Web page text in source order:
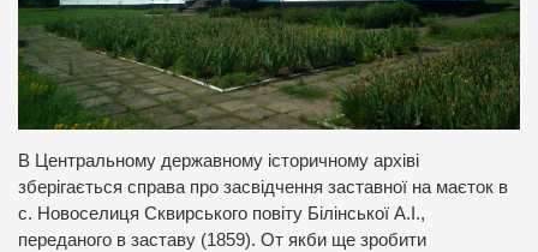
В Центральному державному історичному архіві
зберігається справа про засвідчення заставної на маєток в
с. Новоселиця Сквирського повіту Білінської А.І.,
переданого в заставу (1859). От якби ще зробити